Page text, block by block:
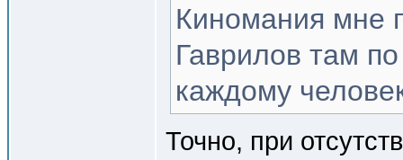
Киномания мне
Гаврилов там
каждому
Точно, при